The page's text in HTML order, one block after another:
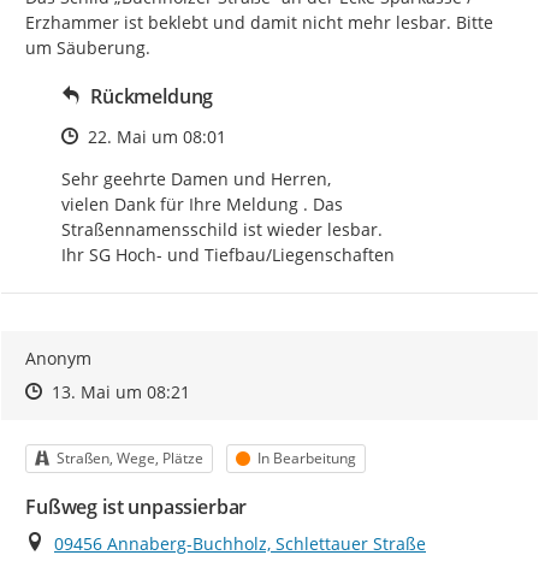
Erzhammer ist beklebt und damit nicht mehr lesbar. Bitte
um Säuberung.
Rückmeldung
Zeitpunkt des Erstellens
22. Mai um 08:01
Sehr geehrte Damen und Herren,
vielen Dank für Ihre Meldung . Das
Straßennamensschild ist wieder lesbar.
Ihr SG Hoch- und Tiefbau/Liegenschaften
Anonym
Zeitpunkt des Erstellens
Zeitpunkt des Erstellens
13. Mai um 08:21
Kategorie
Straßen, Wege, Plätze Status
In Bearbeitung
Fußweg ist unpassierbar
Ort
09456 Annaberg-Buchholz, Schlettauer Straße